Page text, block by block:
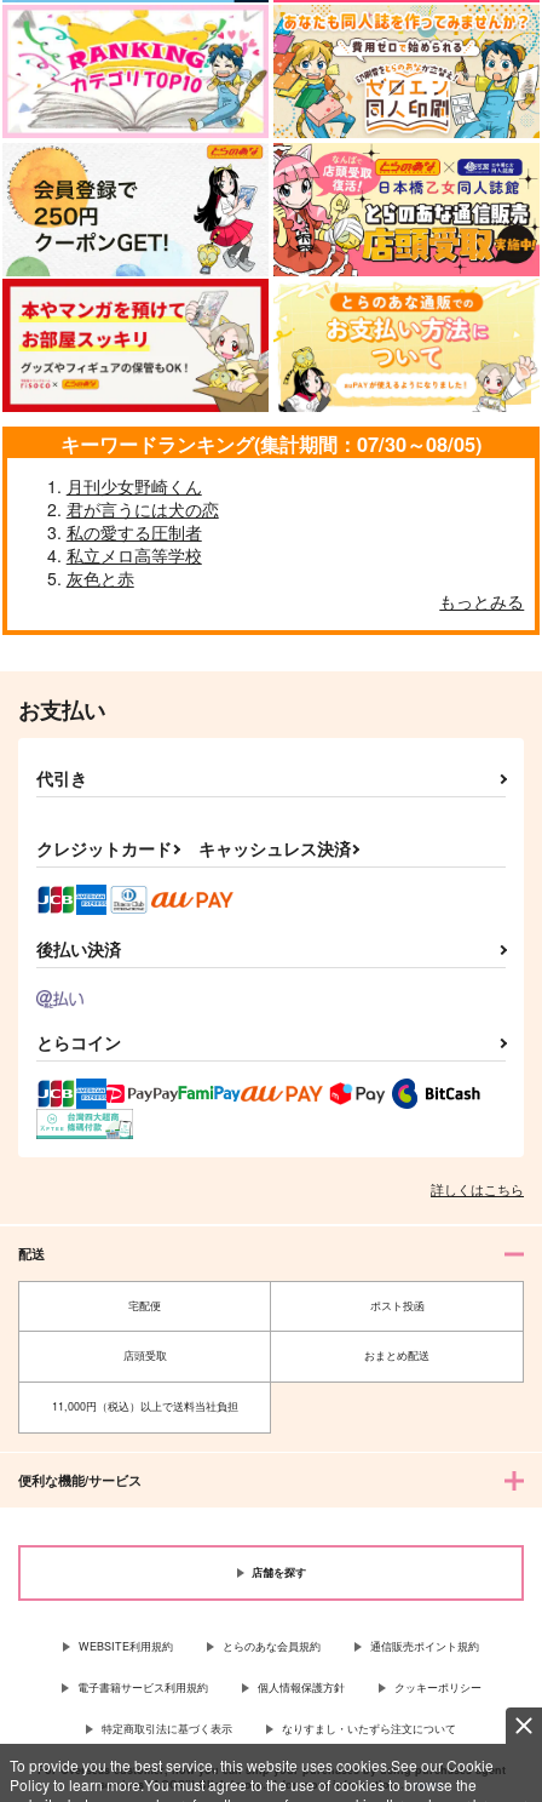
To provide you the best service, this website uses cookies.See our Cookie
Policy to learn more.You must agree to the use of cookies to browse the
キーワードランキング(集計期間：07/30～08/05)
月刊少女野崎くん
君が言うには犬の恋
私の愛する圧制者
私立メロ高等学校
灰色と赤
もっとみる
お支払い
代引き
クレジットカード キャッシュレス決済
後払い決済
とらコイン
詳しくはこちら
配送
宅配便 ポスト投函
店頭受取 おまとめ配送
11,000円（税込）以上で送料当社負担
便利な機能/サービス
店舗を探す
WEBSITE利用規約 とらのあな会員規約 通信販売ポイント規約
電子書籍サービス利用規約 個人情報保護方針 クッキーポリシー
特定商取引法に基づく表示 なりすまし・いたずら注文について
For Overseas customer, now you can ship your purchases by using purchases agent
services “AOCS”! Click {more…} for more information …more